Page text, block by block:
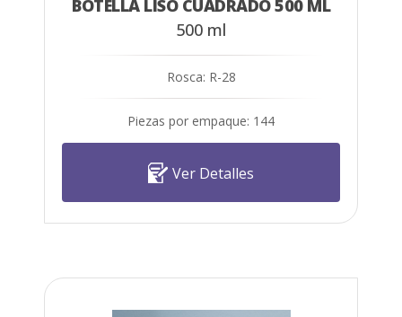
BOTELLA LISO CUADRADO 500 ML
500 ml
Rosca: R-28
Piezas por empaque: 144
Ver Detalles